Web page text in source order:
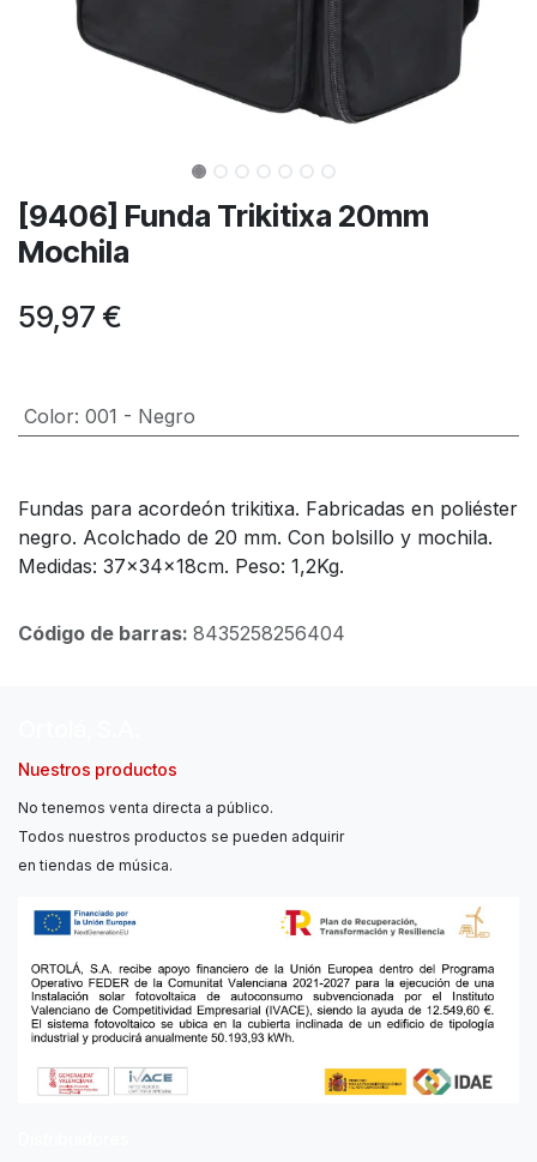
[9406] Funda Trikitixa 20mm
Mochila
59,97 €
Color: 001 - Negro
Fundas para acordeón trikitixa. Fabricadas en poliéster
negro. Acolchado de 20 mm. Con bolsillo y mochila.
Medidas: 37x34x18cm. Peso: 1,2Kg.
Código de barras: 8435258256404
Nuestros productos
No tenemos venta directa a público.
Todos nuestros productos se pueden adquirir
en tiendas de música.